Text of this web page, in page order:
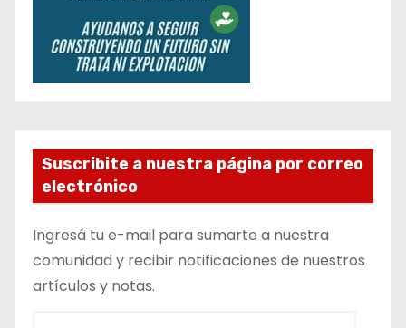
Suscribite a nuestra página por correo
electrónico
Ingresá tu e-mail para sumarte a nuestra
comunidad y recibir notificaciones de nuestros
artículos y notas.